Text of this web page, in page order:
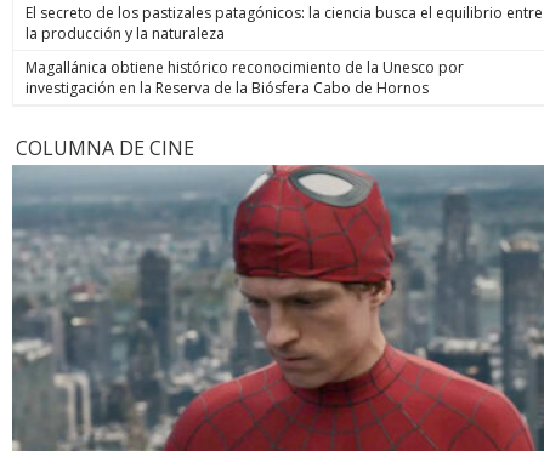
El secreto de los pastizales patagónicos: la ciencia busca el equilibrio entre
la producción y la naturaleza
Magallánica obtiene histórico reconocimiento de la Unesco por
investigación en la Reserva de la Biósfera Cabo de Hornos
COLUMNA DE CINE